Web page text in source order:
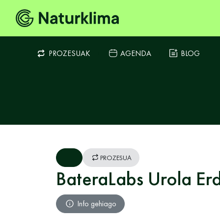
PROZESUAK AGENDA BLOG
PROZESUA
BateraLabs Urola
Info gehiago